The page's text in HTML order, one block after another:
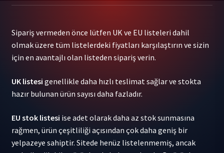
Sipariş vermeden önce lütfen UK ve EU listeleri dahil
olmak üzere tüm listelerdeki fiyatları karşılaştırın ve sizin
için en avantajlı olan listeden sipariş verin.
UK listesi genellikle daha hızlı teslimat sağlar ve stokta
hazır bulunan ürün sayısı daha fazladır.
EU stok listesi ise adet olarak daha az stok sunmasına
rağmen, ürün çeşitliliği açısından çok daha geniş bir
yelpazeye sahiptir. Sitede henüz listelenmemiş, ancak